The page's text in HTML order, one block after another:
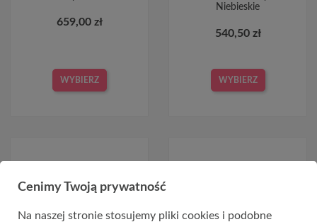
659,00 zł
WYBIERZ
Niebieskie
540,50 zł
WYBIERZ
Cenimy Twoją prywatność
Na naszej stronie stosujemy pliki cookies i podobne